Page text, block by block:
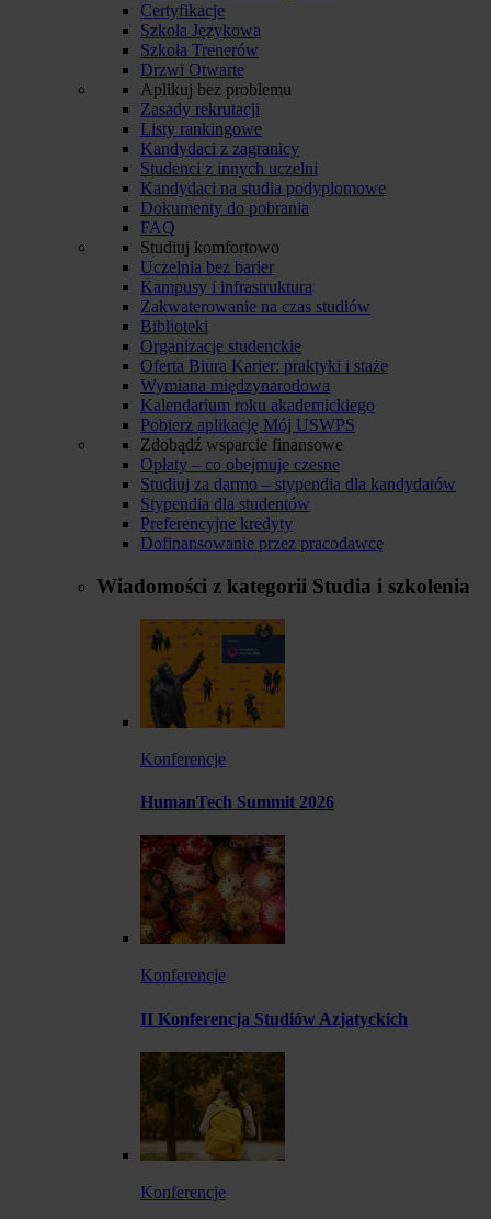
Certyfikacje
Szkoła Językowa
Szkoła Trenerów
Drzwi Otwarte
Aplikuj bez problemu
Zasady rekrutacji
Listy rankingowe
Kandydaci z zagranicy
Studenci z innych uczelni
Kandydaci na studia podyplomowe
Dokumenty do pobrania
FAQ
Studiuj komfortowo
Uczelnia bez barier
Kampusy i infrastruktura
Zakwaterowanie na czas studiów
Biblioteki
Organizacje studenckie
Oferta Biura Karier: praktyki i staże
Wymiana międzynarodowa
Kalendarium roku akademickiego
Pobierz aplikację Mój USWPS
Zdobądź wsparcie finansowe
Opłaty – co obejmuje czesne
Studiuj za darmo – stypendia dla kandydatów
Stypendia dla studentów
Preferencyjne kredyty
Dofinansowanie przez pracodawcę
Wiadomości z kategorii Studia i szkolenia
Konferencje
HumanTech Summit 2026
Konferencje
II Konferencja Studiów Azjatyckich
Konferencje